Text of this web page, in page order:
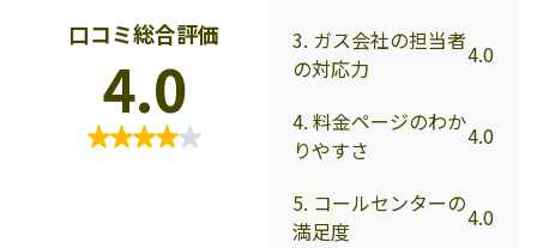
口コミ総合評価
4.0
3. ガス会社の担当者
の対応力
4.0
4. 料金ページのわか
りやすさ
4.0
5. コールセンターの
満足度
4.0